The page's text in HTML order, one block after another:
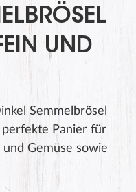
UND
Semmelbrösel
perfekte Panier für
Gemüse sowie